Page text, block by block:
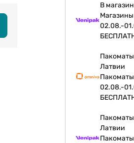
В
02.08.-
Пакоматы
Латвии
02.08.-
Пакоматы
Латвии